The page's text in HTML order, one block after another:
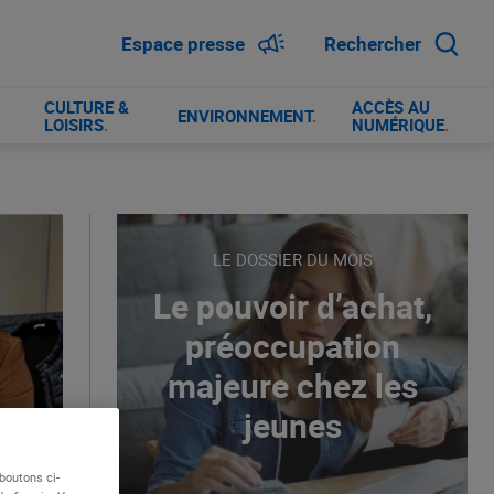
Espace presse Rechercher
CULTURE &
LOISIRS. ENVIRONNEMENT.
ACCÈS AU
NUMÉRIQUE.
LE DOSSIER DU MOIS
Le pouvoir d’achat,
préoccupation
majeure chez les
jeunes
ci-